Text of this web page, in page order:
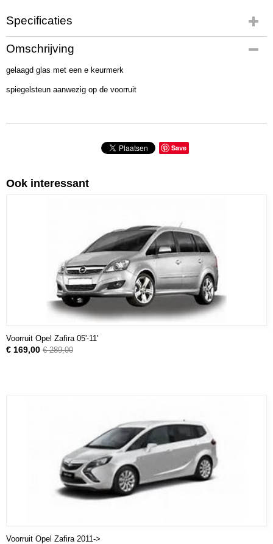
Specificaties
Productcode
509-1003
Omschrijving
gelaagd glas met een e keurmerk
spiegelsteun aanwezig op de voorruit
Save
Ook interessant
Voorruit Opel Zafira 05'-11'
€ 169,00 € 289,00
Voorruit Opel Zafira 2011->